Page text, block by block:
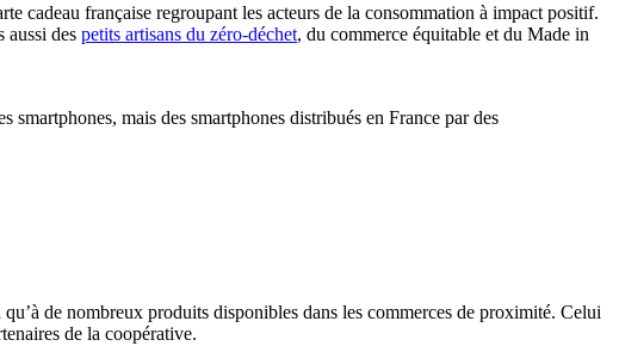
cadeau française regroupant les acteurs de la consommation à impact positif.
aussi des petits artisans du zéro-déchet, du commerce équitable et du Made in
mais des smartphones distribués en France par des
qu’à de nombreux produits disponibles dans les commerces de proximité. Celui
de la coopérative.